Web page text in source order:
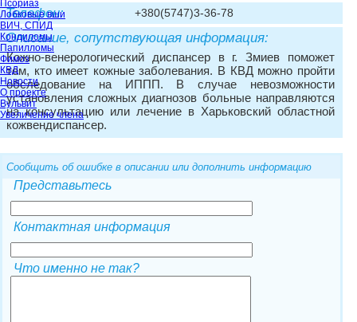
Псориаз
Лобковые вши
ВИЧ, СПИД
Кондиломы
Папилломы
Фимоз
КВД
Новости
О проекте
Вульвит
Увеличение члена
Телефон: +380(5747)3-36-78
Описание, сопутствующая информация:
Кожно-венерологический диспансер в г. Змиев поможет
тем, кто имеет кожные заболевания. В КВД можно пройти
обследование на ИППП. В случае невозможности
установления сложных диагнозов больные направляются
на консультацию или лечение в Харьковский областной
кожвендиспансер.
Сообщить об ошибке в описании или дополнить информацию
Представьтесь
Контактная информация
Что именно не так?